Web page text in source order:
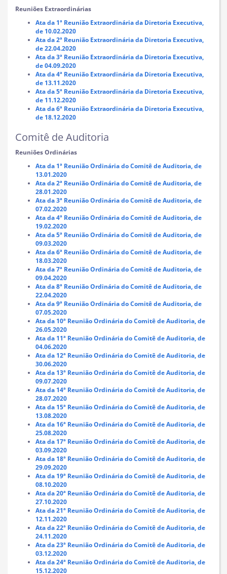
Reuniões Extraordinárias
Ata da 1ª Reunião Extraordinária da Diretoria Executiva,
de 10.02.2020
Ata da 2ª Reunião Extraordinária da Diretoria Executiva,
de 22.04.2020
Ata da 3ª Reunião Extraordinária da Diretoria Executiva,
de 04.09.2020
Ata da 4ª Reunião Extraordinária da Diretoria Executiva,
de 13.11.2020
Ata da 5ª Reunião Extraordinária da Diretoria Executiva,
de 11.12.2020
Ata da 6ª Reunião Extraordinária da Diretoria Executiva,
de 18.12.2020
Comitê de Auditoria
Reuniões Ordinárias
Ata da 1ª Reunião Ordinária do Comitê de Auditoria, de
13.01.2020
Ata da 2ª Reunião Ordinária do Comitê de Auditoria, de
28.01.2020
Ata da 3ª Reunião Ordinária do Comitê de Auditoria, de
07.02.2020
Ata da 4ª Reunião Ordinária do Comitê de Auditoria, de
19.02.2020
Ata da 5ª Reunião Ordinária do Comitê de Auditoria, de
09.03.2020
Ata da 6ª Reunião Ordinária do Comitê de Auditoria, de
18.03.2020
Ata da 7ª Reunião Ordinária do Comitê de Auditoria, de
09.04.2020
Ata da 8ª Reunião Ordinária do Comitê de Auditoria, de
22.04.2020
Ata da 9ª Reunião Ordinária do Comitê de Auditoria, de
07.05.2020
Ata da 10ª Reunião Ordinária do Comitê de Auditoria, de
26.05.2020
Ata da 11ª Reunião Ordinária do Comitê de Auditoria, de
04.06.2020
Ata da 12ª Reunião Ordinária do Comitê de Auditoria, de
30.06.2020
Ata da 13ª Reunião Ordinária do Comitê de Auditoria, de
09.07.2020
Ata da 14ª Reunião Ordinária do Comitê de Auditoria, de
28.07.2020
Ata da 15ª Reunião Ordinária do Comitê de Auditoria, de
13.08.2020
Ata da 16ª Reunião Ordinária do Comitê de Auditoria, de
25.08.2020
Ata da 17ª Reunião Ordinária do Comitê de Auditoria, de
03.09.2020
Ata da 18ª Reunião Ordinária do Comitê de Auditoria, de
29.09.2020
Ata da 19ª Reunião Ordinária do Comitê de Auditoria, de
08.10.2020
Ata da 20ª Reunião Ordinária do Comitê de Auditoria, de
27.10.2020
Ata da 21ª Reunião Ordinária do Comitê de Auditoria, de
12.11.2020
Ata da 22ª Reunião Ordinária do Comitê de Auditoria, de
24.11.2020
Ata da 23ª Reunião Ordinária do Comitê de Auditoria, de
03.12.2020
Ata da 24ª Reunião Ordinária do Comitê de Auditoria, de
15.12.2020